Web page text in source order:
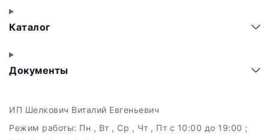
Каталог
Документы
ИП Шелкович Виталий Евгеньевич
Режим работы: Пн , Вт , Ср , Чт , Пт c 10:00 до 19:00 ;